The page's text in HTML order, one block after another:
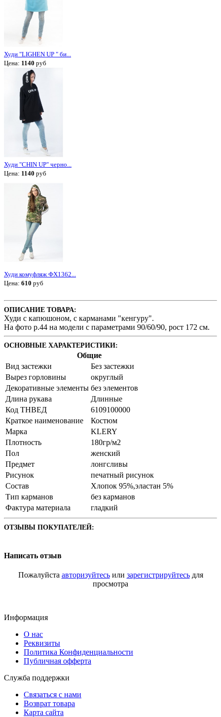
Худи "LIGHEN UP " би...
Цена: 1140 руб
Худи "CHIN UP" черно...
Цена: 1140 руб
Худи комуфляж ФХ1362...
Цена: 610 руб
ОПИСАНИЕ ТОВАРА:
Худи с капюшоном, с карманами "кенгуру".
На фото р.44 на модели с параметрами 90/60/90, рост 172 см.
ОСНОВНЫЕ ХАРАКТЕРИСТИКИ:
Общие
Вид застежки
Без застежки
Вырез горловины
округлый
Декоративные элементы без элементов
Длина рукава
Длинные
Код ТНВЕД
6109100000
Краткое наименование
Костюм
Марка
KLERY
Плотность
180гр/м2
Пол
женский
Предмет
лонгсливы
Рисунок
печатный рисунок
Состав
Хлопок 95%,эластан 5%
Тип карманов
без карманов
Фактура материала
гладкий
ОТЗЫВЫ ПОКУПАТЕЛЕЙ:
Написать отзыв
Пожалуйста авторизуйтесьили зарегистрируйтесьдля
просмотра
Информация
О нас
Реквизиты
Политика Конфиденциальности
Публичная офферта
Служба поддержки
Связаться с нами
Возврат товара
Карта сайта